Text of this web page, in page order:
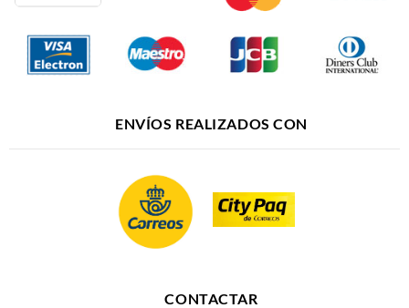
ENVÍOS REALIZADOS CON
CONTACTAR